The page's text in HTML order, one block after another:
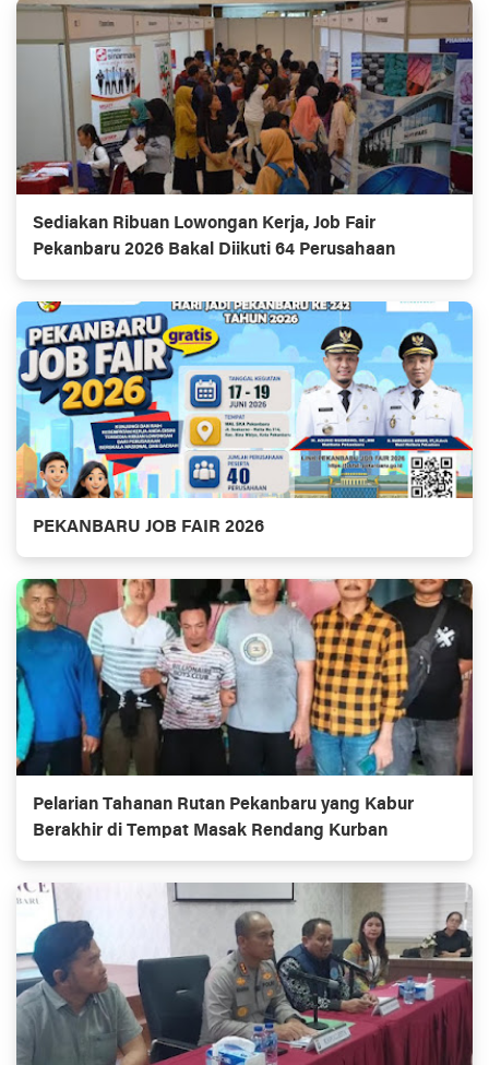
Sediakan Ribuan Lowongan Kerja, Job Fair
Pekanbaru 2026 Bakal Diikuti 64 Perusahaan
PEKANBARU JOB FAIR 2026
Pelarian Tahanan Rutan Pekanbaru yang Kabur
Berakhir di Tempat Masak Rendang Kurban